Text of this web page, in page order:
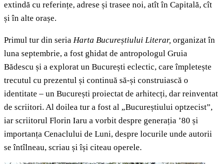
extindă cu referințe, adrese și trasee noi, atît în Capitală, cît
și în alte orașe.
Primul tur din seria Harta Bucureștiului Literar, organizat în
luna septembrie, a fost ghidat de antropologul Gruia
Bădescu și a explorat un București eclectic, care împletește
trecutul cu prezentul și continuă să-și construiască o
identitate – un București proiectat de arhitecți, dar reinventat
de scriitori. Al doilea tur a fost al „Bucureștiului optzecist”,
iar scriitorul Florin Iaru a vorbit despre generația ’80 și
importanța Cenaclului de Luni, despre locurile unde autorii
se întîlneau, scriau și își citeau operele.